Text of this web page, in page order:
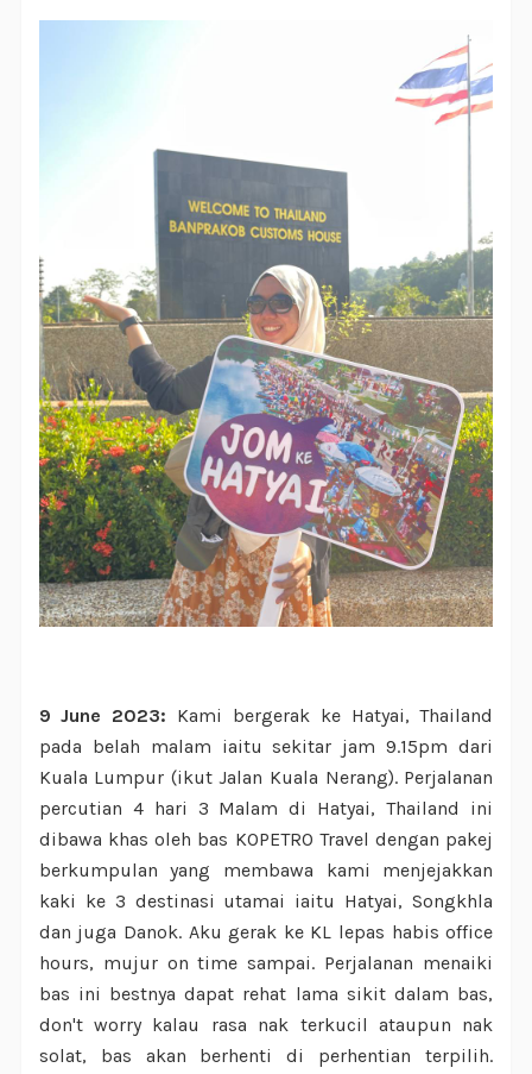
9 June 2023: Kami bergerak ke Hatyai, Thailand
pada belah malam iaitu sekitar jam 9.15pm dari
Kuala Lumpur (ikut Jalan Kuala Nerang). Perjalanan
percutian 4 hari 3 Malam di Hatyai, Thailand ini
dibawa khas oleh bas KOPETRO Travel dengan pakej
berkumpulan yang membawa kami menjejakkan
kaki ke 3 destinasi utamai iaitu Hatyai, Songkhla
dan juga Danok. Aku gerak ke KL lepas habis office
hours, mujur on time sampai. Perjalanan menaiki
bas ini bestnya dapat rehat lama sikit dalam bas,
don't worry kalau rasa nak terkucil ataupun nak
solat, bas akan berhenti di perhentian terpilih.